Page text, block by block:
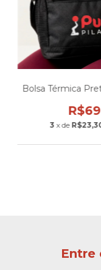
Bolsa Térmica
3 x de
Entre